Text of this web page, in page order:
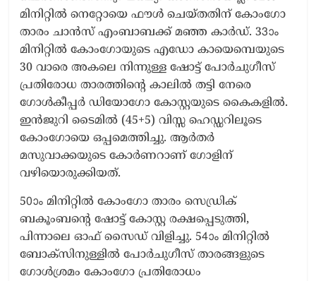
മിനിറ്റിൽ നെറ്റോയെ ഫൗൾ ചെയ്തതിന് കോംഗോ
താരം ചാൻസ് എംബാബക്ക് മഞ്ഞ കാർഡ്. 33ാം
മിനിറ്റിൽ കോംഗോയുടെ എഡോ കായെമ്പെയുടെ
30 വാരെ അകലെ നിന്നുള്ള ഷോട്ട് പോർചുഗീസ്
പ്രതിരോധ താരത്തിന്‍റെ കാലിൽ തട്ടി നേരെ
ഗോൾകീപ്പർ ഡിയോഗോ കോസ്റ്റയുടെ കൈകളിൽ.
ഇൻജുറി ടൈമിൽ (45+5) വിസ്സ ഹെഡ്ഡറിലൂടെ
കോംഗോയെ ഒപ്പമെത്തിച്ചു. ആര്‍തർ
മസുവാക്കയുടെ കോർണറാണ് ഗോളിന്
വഴിയൊരുക്കിയത്.
50ാം മിനിറ്റിൽ കോംഗോ താരം സെഡ്രിക്
ബകൂംബന്‍റെ ഷോട്ട് കോസ്റ്റ രക്ഷപ്പെടുത്തി,
പിന്നാലെ ഓഫ് സൈഡ് വിളിച്ചു. 54ാം മിനിറ്റിൽ
ബോക്സിനുള്ളിൽ പോർചുഗീസ് താരങ്ങളുടെ
ഗോൾശ്രമം കോംഗോ പ്രതിരോധം